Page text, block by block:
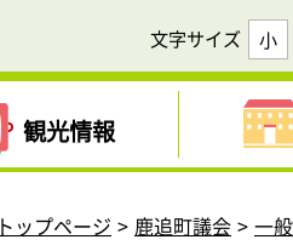
文字サイズ 小
観光情報
トップページ 鹿追町議会 一